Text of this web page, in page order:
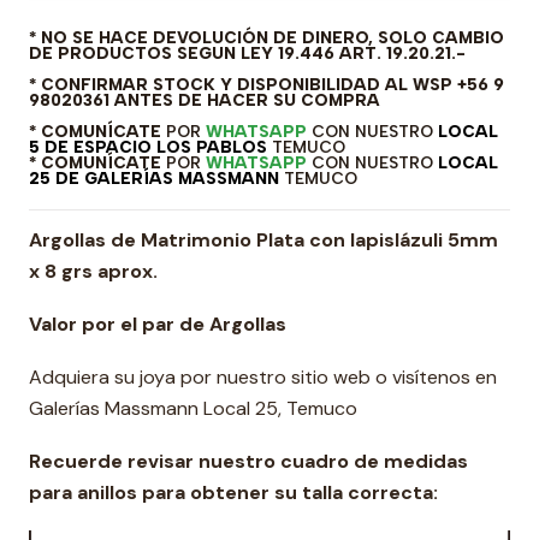
* NO SE HACE DEVOLUCIÓN DE DINERO, SOLO CAMBIO
DE PRODUCTOS SEGUN LEY 19.446 ART. 19.20.21.-
* CONFIRMAR STOCK Y DISPONIBILIDAD AL WSP +56 9
98020361 ANTES DE HACER SU COMPRA
* COMUNÍCATE POR WHATSAPP CON NUESTRO LOCAL
5 DE ESPACIO LOS PABLOS TEMUCO
* COMUNÍCATE POR WHATSAPP CON NUESTRO LOCAL
25 DE GALERÍAS MASSMANN TEMUCO
Argollas de Matrimonio Plata con lapislázuli 5mm
x 8 grs aprox.
Valor por el par de Argollas
Adquiera su joya por nuestro sitio web o visítenos en
Galerías Massmann Local 25, Temuco
Recuerde revisar nuestro cuadro de medidas
para anillos para obtener su talla correcta: